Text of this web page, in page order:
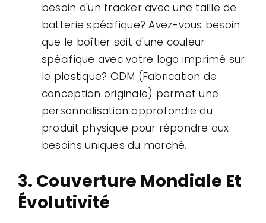
besoin d'un tracker avec une taille de
batterie spécifique? Avez-vous besoin
que le boîtier soit d'une couleur
spécifique avec votre logo imprimé sur
le plastique? ODM (Fabrication de
conception originale) permet une
personnalisation approfondie du
produit physique pour répondre aux
besoins uniques du marché.
3. Couverture Mondiale Et
Évolutivité